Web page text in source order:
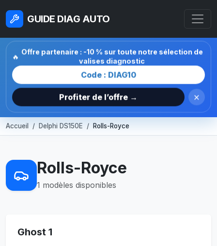
GUIDE DIAG AUTO
🔥
Offre partenaire : -10 % sur toute notre sélection de
valises diagnostic
Code : DIAG10
Profiter de l’offre → ×
Accueil Delphi DS150E Rolls-Royce
Rolls-Royce
1 modèles disponibles
Ghost 1